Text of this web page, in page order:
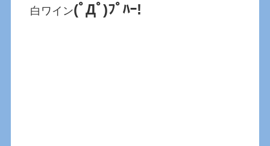
白ワイン(ﾟДﾟ)ﾌﾟﾊｰ!